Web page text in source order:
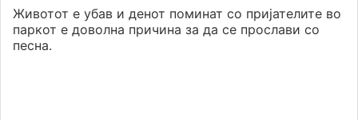
Животот е убав и денот поминат со пријателите во
паркот е доволна причина за да се прослави со
песна.